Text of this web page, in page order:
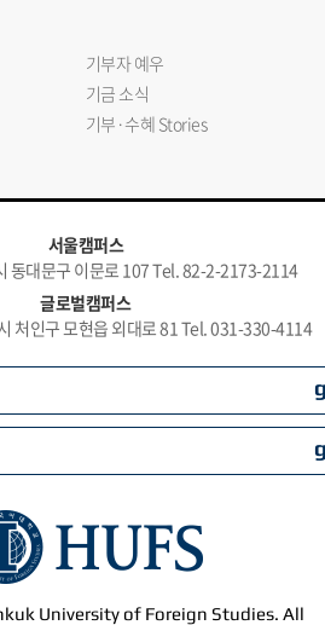
기부자 예우
기금 소식
기부·수혜 Stories
서울캠퍼스
동대문구 이문로 107 Tel. 82-2-2173-2114
글로벌캠퍼스
처인구 모현읍 외대로 81 Tel. 031-330-4114
University of Foreign Studies. All